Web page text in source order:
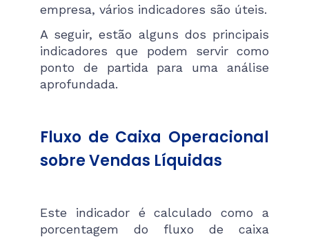
empresa, vários indicadores são úteis.
A seguir, estão alguns dos principais
indicadores que podem servir como
ponto de partida para uma análise
aprofundada.
Fluxo de Caixa Operacional
sobre Vendas Líquidas
Este indicador é calculado como a
porcentagem do fluxo de caixa